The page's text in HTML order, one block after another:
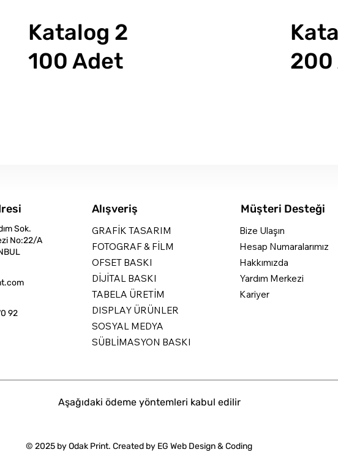
Katalog 2
100 Adet
200
Bize Ulaşın
Hesap Numaralarımız
Hakkımızda
Yardım Merkezi
Kariyer
Müşteri Desteği
Alışveriş
GRAFİK TASARIM
FOTOGRAF & FİLM
OFSET BASKI
DİJİTAL BASKI
TABELA ÜRETİM
DISPLAY ÜRÜNLER
SOSYAL MEDYA
SÜBLİMASYON BASKI
Sok.
No:22/A
92
© 2025 by Odak Print. Created by EG Web Design & Coding
Aşağıdaki ödeme yöntemleri kabul edilir